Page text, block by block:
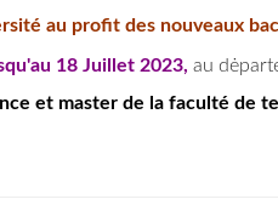
au profit des nouveaux
18 Juillet 2023, au
et master de la faculté de